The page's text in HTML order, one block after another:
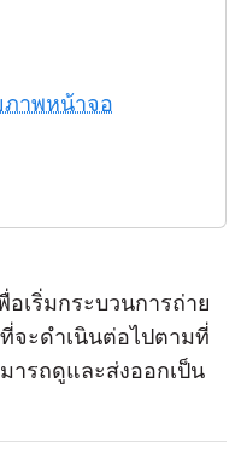
ภาพหน้าจอ
อเริ่มกระบวนการถ่าย
จะดำเนินต่อไปตามที่
รถดูและส่งออกเป็น